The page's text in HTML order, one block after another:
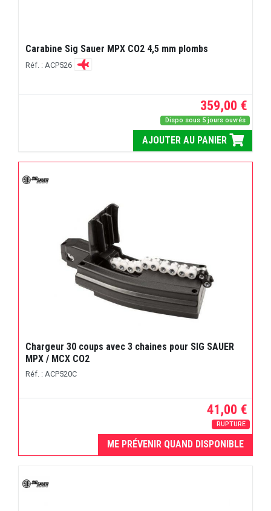
Carabine Sig Sauer MPX CO2 4,5 mm plombs
Réf. : ACP526
359,00 €
Dispo sous 5 jours ouvrés
AJOUTER AU PANIER
Chargeur 30 coups avec 3 chaines pour SIG SAUER
MPX / MCX CO2
Réf. : ACP520C
41,00 €
RUPTURE
ME PRÉVENIR QUAND DISPONIBLE